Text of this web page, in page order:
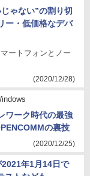
ゃない”の割り切
ー・低価格なデバ
ートフォンとノー
(2020/12/28)
ワーク時代の最強
の裏技
(2020/12/25)
2021年1月14日で